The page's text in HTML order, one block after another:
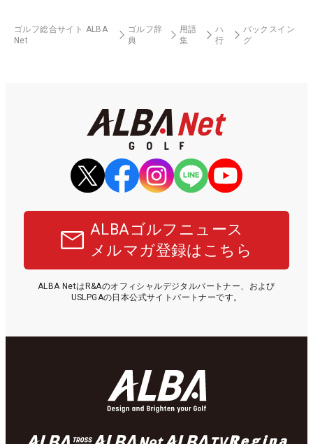
ゴルフ総合サイト ALBA
Net
ゴルフ辞
典
用語
集
ハ
行
バックスイン
グ
ALBAゴルフニュース
メルマガ登録はこちら
ALBA NetはR&Aのオフィシャルデジタルパートナー、および
USLPGAの日本公式サイトパートナーです。